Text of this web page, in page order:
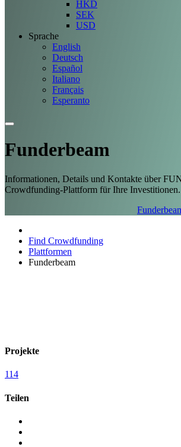
HKD
SEK
USD
Sprache
English
Deutsch
Español
Italiano
Français
Esperanto
Funderbeam
Informationen, Details und Kontakte über
Crowdfunding-Plattform für Ihre Investitionen.
Find Crowdfunding
Plattformen
Funderbeam
Projekte
114
Teilen